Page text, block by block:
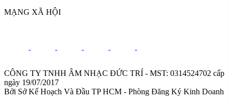
MẠNG XÃ HỘI
CÔNG TY TNHH ÂM NHẠC ĐỨC TRÍ - MST: 0314524702 cấp
ngày 19/07/2017
Bởi Sở Kế Hoạch Và Đầu TP HCM - Phòng Đăng Ký Kinh Doanh